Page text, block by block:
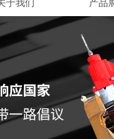
于我们 产品